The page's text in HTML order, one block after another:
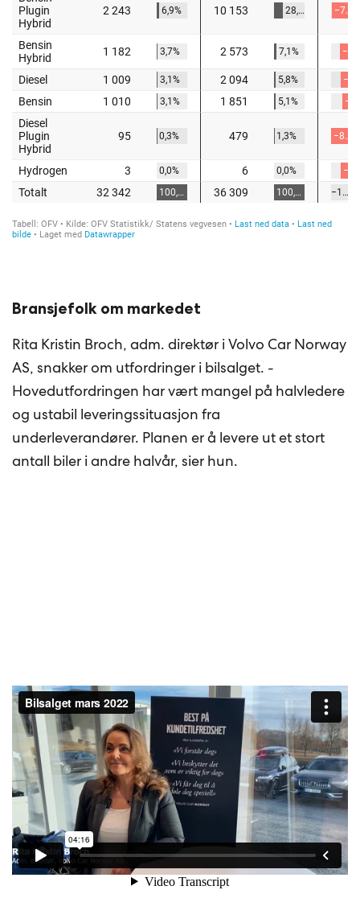
Bransjefolk om markedet
Rita Kristin Broch, adm. direktør i Volvo Car Norway
AS, snakker om utfordringer i bilsalget. -
Hovedutfordringen har vært mangel på halvledere
og ustabil leveringssituasjon fra
underleverandører. Planen er å levere ut et stort
antall biler i andre halvår, sier hun.